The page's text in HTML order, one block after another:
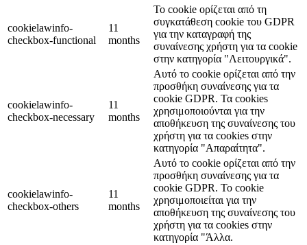
cookielawinfo-
checkbox-functional
11
months
Το cookie ορίζεται από τη
συγκατάθεση cookie του GDPR
για την καταγραφή της
συναίνεσης χρήστη για τα cookie
στην κατηγορία "Λειτουργικά".
cookielawinfo-
checkbox-necessary
11
months
Αυτό το cookie ορίζεται από την
προσθήκη συναίνεσης για τα
cookie GDPR. Τα cookies
χρησιμοποιούνται για την
αποθήκευση της συναίνεσης του
χρήστη για τα cookies στην
κατηγορία "Απαραίτητα".
cookielawinfo-
checkbox-others
11
months
Αυτό το cookie ορίζεται από την
προσθήκη συναίνεσης για τα
cookie GDPR. Το cookie
χρησιμοποιείται για την
αποθήκευση της συναίνεσης του
χρήστη για τα cookies στην
κατηγορία "Άλλα.